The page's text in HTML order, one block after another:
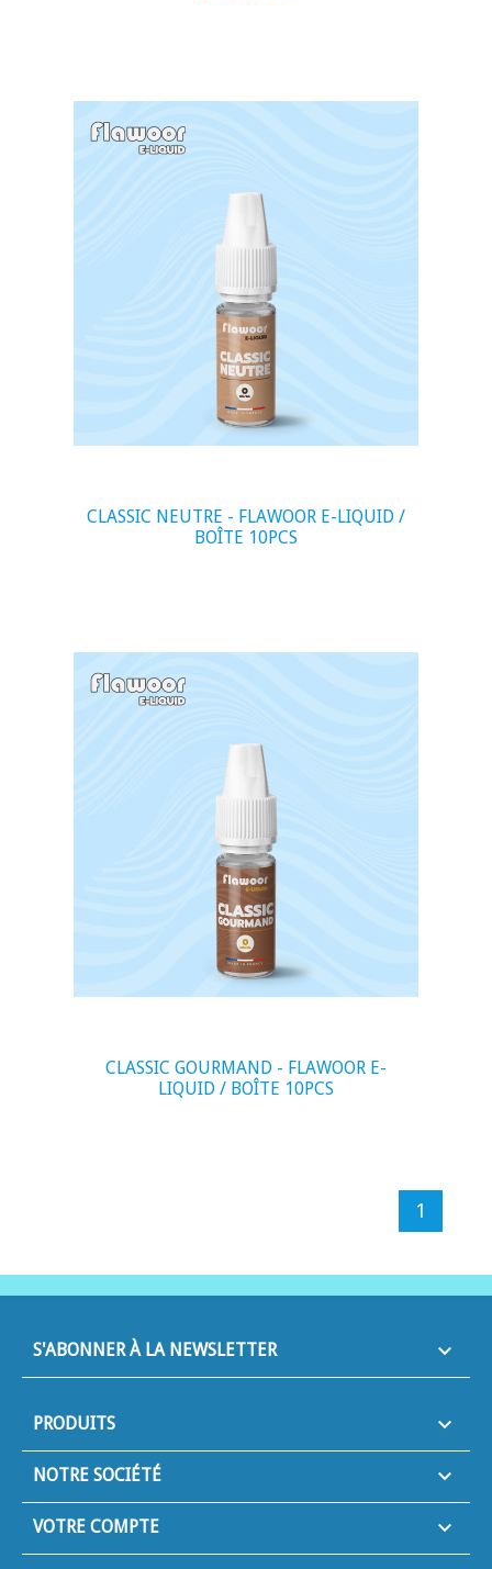
CLASSIC NEUTRE - FLAWOOR E-LIQUID /
BOÎTE 10PCS
CLASSIC GOURMAND - FLAWOOR E-
LIQUID / BOÎTE 10PCS
1
S'ABONNER À LA NEWSLETTER keyboard_arrow_down
PRODUITS 
NOTRE SOCIÉTÉ 
VOTRE COMPTE 